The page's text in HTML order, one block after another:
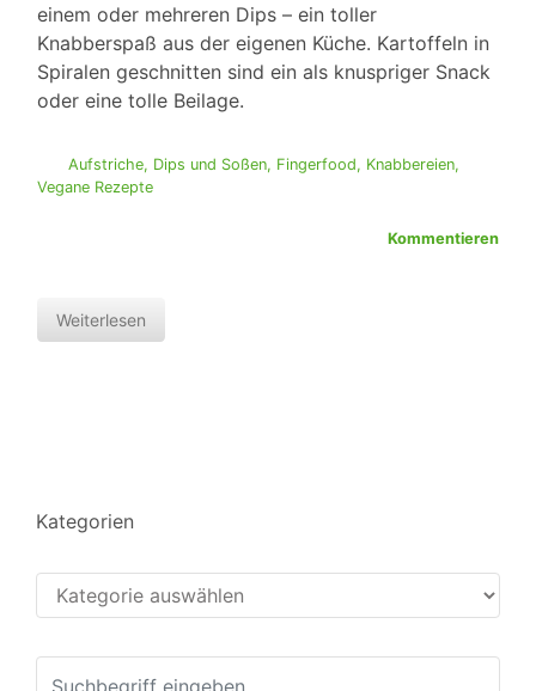
einem oder mehreren Dips – ein toller
Knabberspaß aus der eigenen Küche. Kartoffeln in
Spiralen geschnitten sind ein als knuspriger Snack
oder eine tolle Beilage.
Aufstriche, Dips und Soßen, Fingerfood, Knabbereien,
Vegane Rezepte
Kommentieren
Weiterlesen
Kategorien
Kategorien